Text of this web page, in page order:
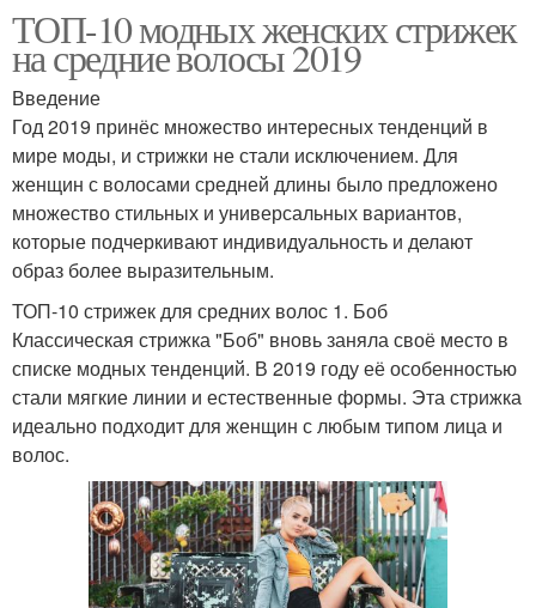
ТОП-10 модных женских стрижек
на средние волосы 2019
Введение
Год 2019 принёс множество интересных тенденций в
мире моды, и стрижки не стали исключением. Для
женщин с волосами средней длины было предложено
множество стильных и универсальных вариантов,
которые подчеркивают индивидуальность и делают
образ более выразительным.
ТОП-10 стрижек для средних волос 1. Боб
Классическая стрижка "Боб" вновь заняла своё место в
списке модных тенденций. В 2019 году её особенностью
стали мягкие линии и естественные формы. Эта стрижка
идеально подходит для женщин с любым типом лица и
волос.